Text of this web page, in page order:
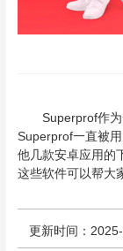
Superprof作为
Superprof一直被
他几款安卓应用的
这些软件可以帮大
更新时间：